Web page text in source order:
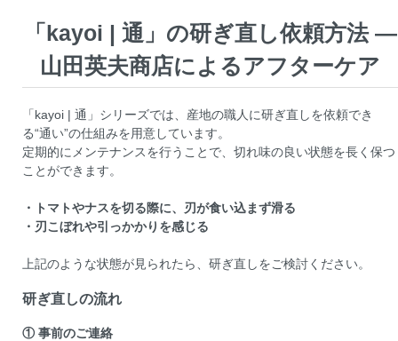
「kayoi | 通」の研ぎ直し依頼方法 —
山田英夫商店によるアフターケア
「kayoi | 通」シリーズでは、産地の職人に研ぎ直しを依頼でき
る“通い”の仕組みを用意しています。
定期的にメンテナンスを行うことで、切れ味の良い状態を長く保つ
ことができます。
・トマトやナスを切る際に、刃が食い込まず滑る
・刃こぼれや引っかかりを感じる
上記のような状態が見られたら、研ぎ直しをご検討ください。
研ぎ直しの流れ
① 事前のご連絡